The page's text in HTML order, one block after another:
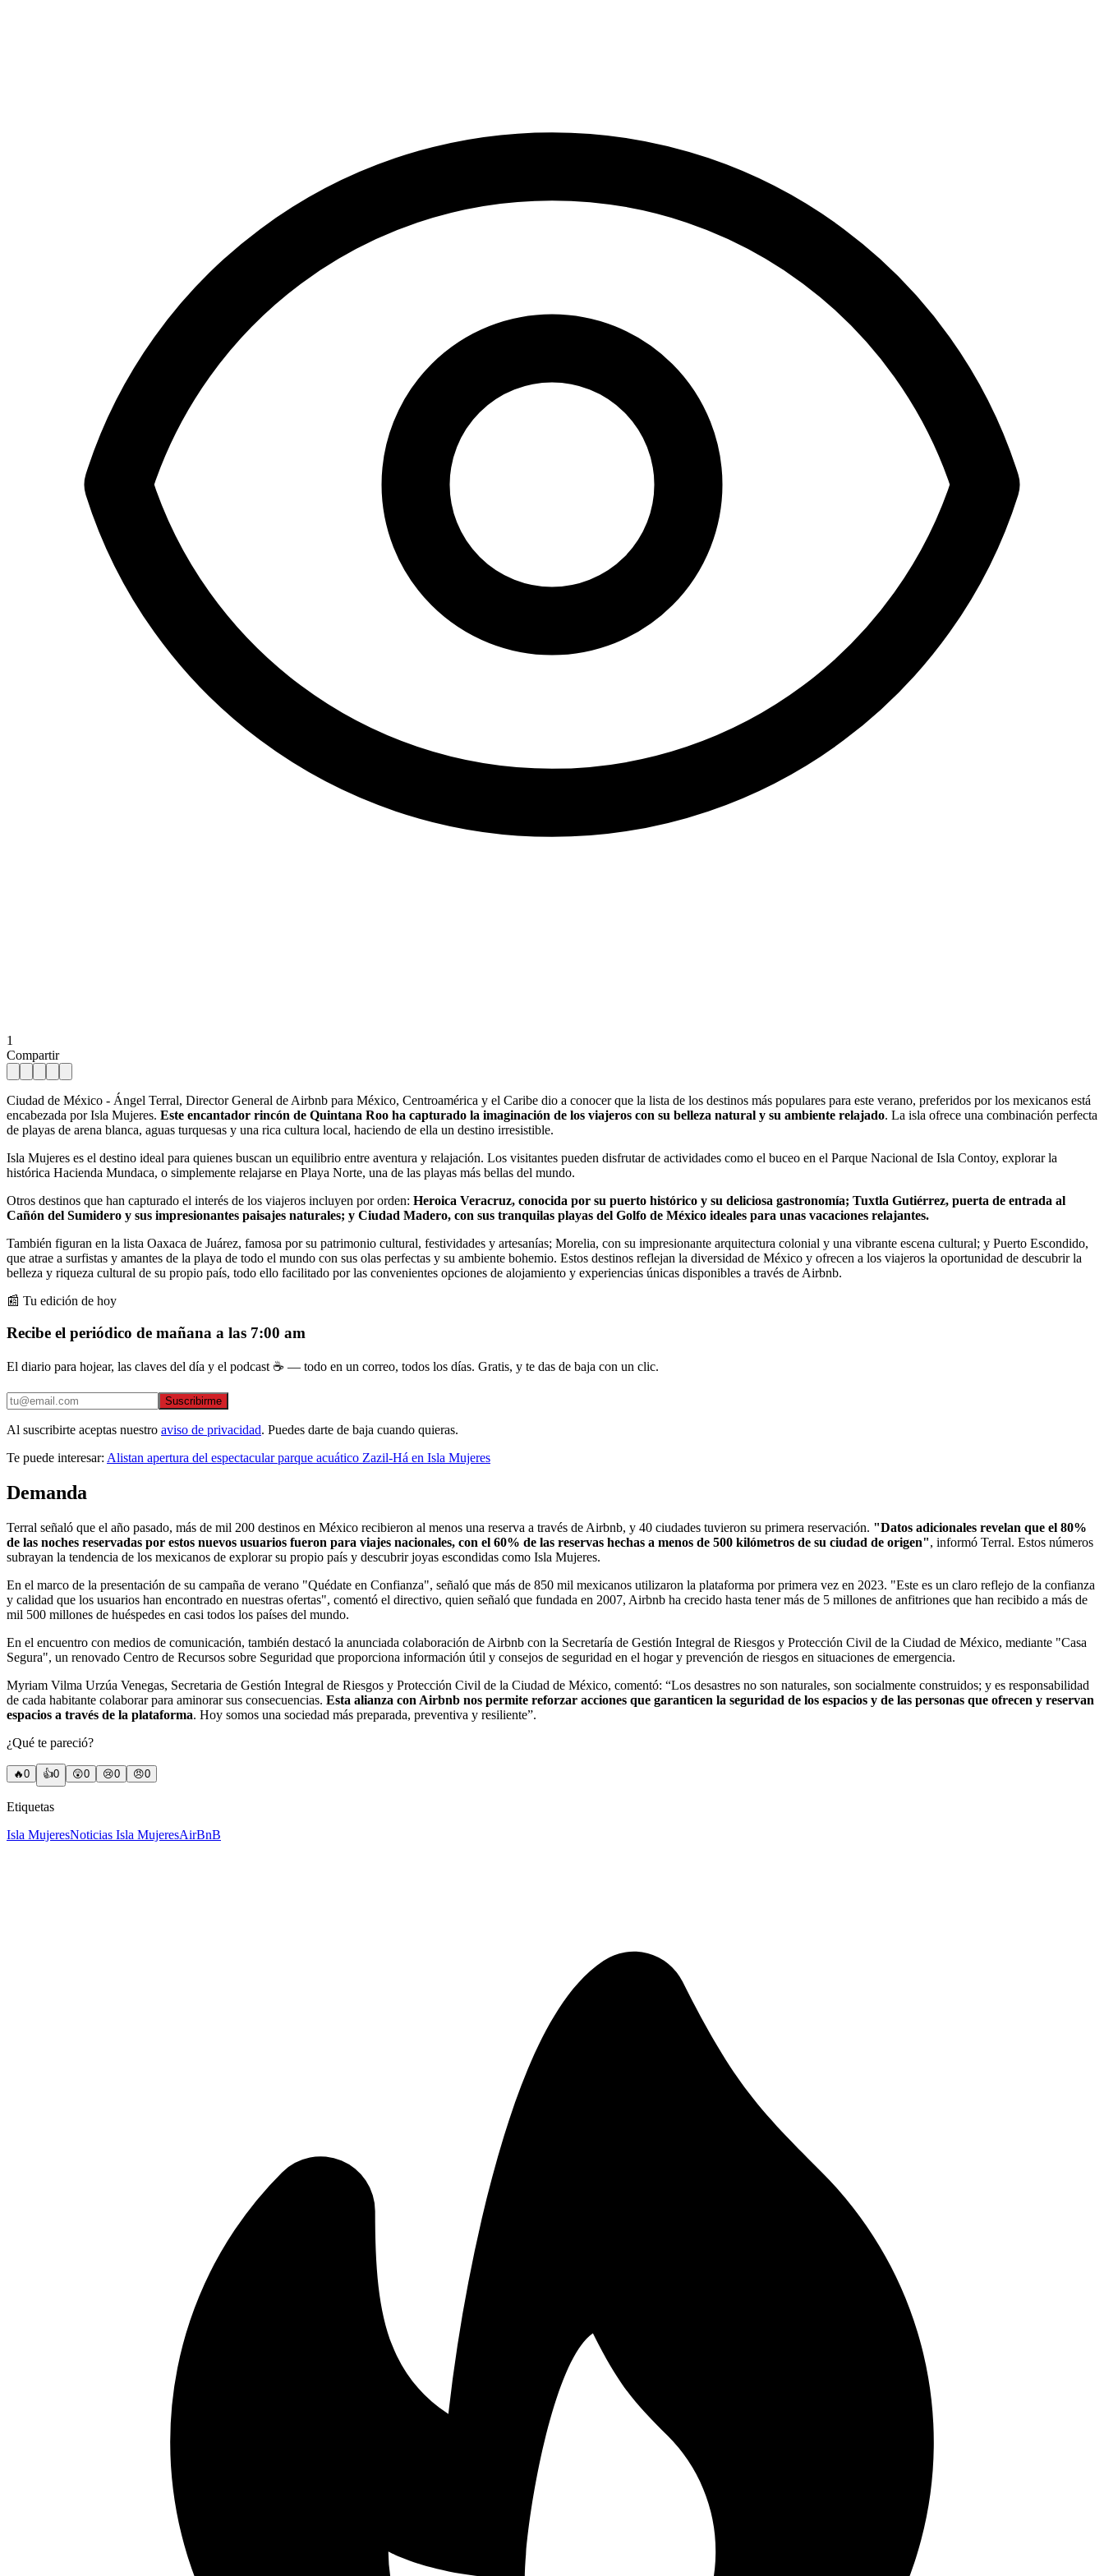
1
Compartir
Ciudad de México - Ángel Terral, Director General de Airbnb para México, Centroamérica y el Caribe dio a conocer que la lista de los destinos más populares para este verano, preferidos por los mexicanos está
encabezada por Isla Mujeres. Este encantador rincón de Quintana Roo ha capturado la imaginación de los viajeros con su belleza natural y su ambiente relajado. La isla ofrece una combinación perfecta
de playas de arena blanca, aguas turquesas y una rica cultura local, haciendo de ella un destino irresistible.
Isla Mujeres es el destino ideal para quienes buscan un equilibrio entre aventura y relajación. Los visitantes pueden disfrutar de actividades como el buceo en el Parque Nacional de Isla Contoy, explorar la
histórica Hacienda Mundaca, o simplemente relajarse en Playa Norte, una de las playas más bellas del mundo.
Otros destinos que han capturado el interés de los viajeros incluyen por orden: Heroica Veracruz, conocida por su puerto histórico y su deliciosa gastronomía; Tuxtla Gutiérrez, puerta de entrada al
Cañón del Sumidero y sus impresionantes paisajes naturales; y Ciudad Madero, con sus tranquilas playas del Golfo de México ideales para unas vacaciones relajantes.
También figuran en la lista Oaxaca de Juárez, famosa por su patrimonio cultural, festividades y artesanías; Morelia, con su impresionante arquitectura colonial y una vibrante escena cultural; y Puerto Escondido,
que atrae a surfistas y amantes de la playa de todo el mundo con sus olas perfectas y su ambiente bohemio. Estos destinos reflejan la diversidad de México y ofrecen a los viajeros la oportunidad de descubrir la
belleza y riqueza cultural de su propio país, todo ello facilitado por las convenientes opciones de alojamiento y experiencias únicas disponibles a través de Airbnb.
📰 Tu edición de hoy
Recibe el periódico de mañana a las 7:00 am
El diario para hojear, las claves del día y el podcast ☕ — todo en un correo, todos los días. Gratis, y te das de baja con un clic.
Suscribirme
Al suscribirte aceptas nuestro aviso de privacidad. Puedes darte de baja cuando quieras.
Te puede interesar: Alistan apertura del espectacular parque acuático Zazil-Há en Isla Mujeres
Demanda
Terral señaló que el año pasado, más de mil 200 destinos en México recibieron al menos una reserva a través de Airbnb, y 40 ciudades tuvieron su primera reservación. "Datos adicionales revelan que el 80%
de las noches reservadas por estos nuevos usuarios fueron para viajes nacionales, con el 60% de las reservas hechas a menos de 500 kilómetros de su ciudad de origen", informó Terral. Estos números
subrayan la tendencia de los mexicanos de explorar su propio país y descubrir joyas escondidas como Isla Mujeres.
En el marco de la presentación de su campaña de verano "Quédate en Confianza", señaló que más de 850 mil mexicanos utilizaron la plataforma por primera vez en 2023. "Este es un claro reflejo de la confianza
y calidad que los usuarios han encontrado en nuestras ofertas", comentó el directivo, quien señaló que fundada en 2007, Airbnb ha crecido hasta tener más de 5 millones de anfitriones que han recibido a más de
mil 500 millones de huéspedes en casi todos los países del mundo.
En el encuentro con medios de comunicación, también destacó la anunciada colaboración de Airbnb con la Secretaría de Gestión Integral de Riesgos y Protección Civil de la Ciudad de México, mediante "Casa
Segura", un renovado Centro de Recursos sobre Seguridad que proporciona información útil y consejos de seguridad en el hogar y prevención de riesgos en situaciones de emergencia.
Myriam Vilma Urzúa Venegas, Secretaria de Gestión Integral de Riesgos y Protección Civil de la Ciudad de México, comentó: “Los desastres no son naturales, son socialmente construidos; y es responsabilidad
de cada habitante colaborar para aminorar sus consecuencias. Esta alianza con Airbnb nos permite reforzar acciones que garanticen la seguridad de los espacios y de las personas que ofrecen y reservan
espacios a través de la plataforma. Hoy somos una sociedad más preparada, preventiva y resiliente”.
¿Qué te pareció?
🔥0 👍0 😲0 😢0 😠0
Etiquetas
Isla MujeresNoticias Isla MujeresAirBnB